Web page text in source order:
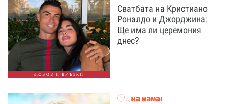
ЛЮБОВ И ВРЪЗКИ
Сватбата на Кристиано
Роналдо и Джорджина:
Ще има ли церемония
днес?